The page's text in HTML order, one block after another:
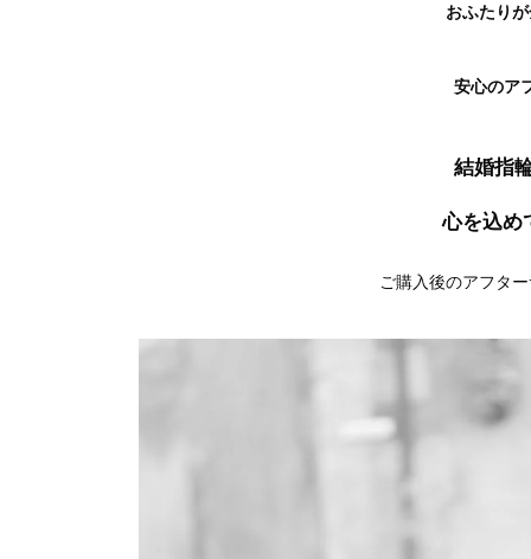
おふたり
安心のア
結婚指
心を込め
ご購入後のアフタ